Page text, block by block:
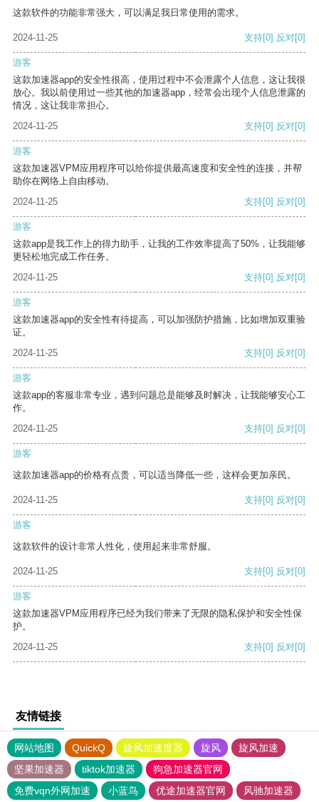
这款软件的功能非常强大，可以满足我日常使用的需求。
2024-11-25 支持[0] 反对[0]
游客
这款加速器app的安全性很高，使用过程中不会泄露个人信息，这让我很
放心。我以前使用过一些其他的加速器app，经常会出现个人信息泄露的
情况，这让我非常担心。
2024-11-25
支持[0] 反对[0]
游客
这款加速器VPM应用程序可以给你提供最高速度和安全性的连接，并帮
助你在网络上自由移动。
2024-11-25
支持[0] 反对[0]
游客
这款app是我工作上的得力助手，让我的工作效率提高了50%，让我能够
更轻松地完成工作任务。
2024-11-25
支持[0] 反对[0]
游客
这款加速器app的安全性有待提高，可以加强防护措施，比如增加双重验
证。
2024-11-25
支持[0] 反对[0]
游客
这款app的客服非常专业，遇到问题总是能够及时解决，让我能够安心工
作。
2024-11-25
支持[0] 反对[0]
游客
这款加速器app的价格有点贵，可以适当降低一些，这样会更加亲民。
2024-11-25 支持[0] 反对[0]
游客
这款软件的设计非常人性化，使用起来非常舒服。
2024-11-25 支持[0] 反对[0]
游客
这款加速器VPM应用程序已经为我们带来了无限的隐私保护和安全性保
护。
2024-11-25
支持[0] 反对[0]
友情链接
网站地图 QuickQ 旋风加速度器 旋风
旋风加速
坚果加速器
tiktok加速器
狗急加速器官网
免费vqn外网加速
小蓝鸟 优途加速器官网 风驰加速器